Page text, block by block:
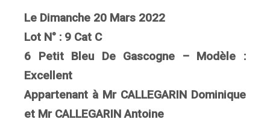
Le Dimanche 20 Mars 2022
Lot N° : 9 Cat C
6 Petit Bleu De Gascogne – Modèle :
Excellent
Appartenant à Mr CALLEGARIN Dominique
et Mr CALLEGARIN Antoine